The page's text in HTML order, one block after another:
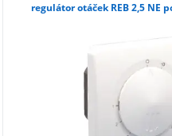
regulátor otáček REB 2,5 NE